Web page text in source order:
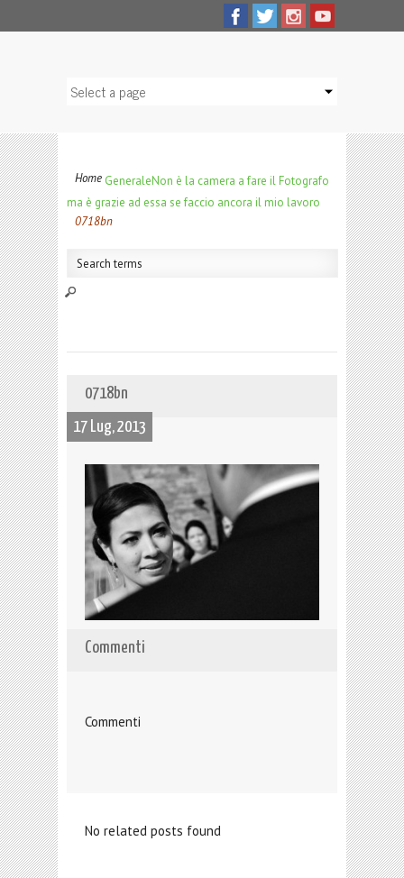
Home GeneraleNon è la camera a fare il Fotografo
ma è grazie ad essa se faccio ancora il mio lavoro
0718bn
0718bn
17 Lug, 2013
Commenti
Commenti
No related posts found